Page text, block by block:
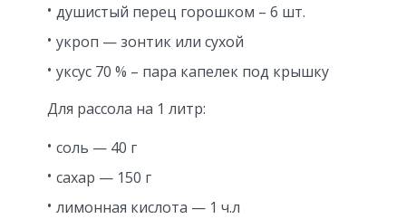
душистый перец горошком – 6 шт.
укроп — зонтик или сухой
уксус 70 % – пара капелек под крышку
Для рассола на 1 литр:
соль — 40 г
сахар — 150 г
лимонная кислота — 1 ч.л